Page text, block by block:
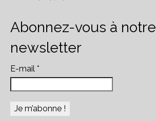
Abonnez-vous à notre
newsletter
E-mail *